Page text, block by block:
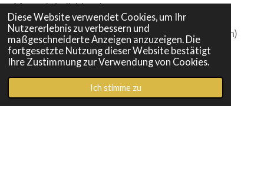
Diese Website verwendet Cookies, um Ihr
Nutzererlebnis zu verbessern und
maßgeschneiderte Anzeigen anzuzeigen. Die
fortgesetzte Nutzung dieser Website bestätigt
Ihre Zustimmung zur Verwendung von Cookies.
Ich stimme zu
Afspraak: individueel.
Prijs: 45 € per persoon, groepsprijs (vanaf 4 personen)
120 € (incl. btw, plus museumentree)
contact